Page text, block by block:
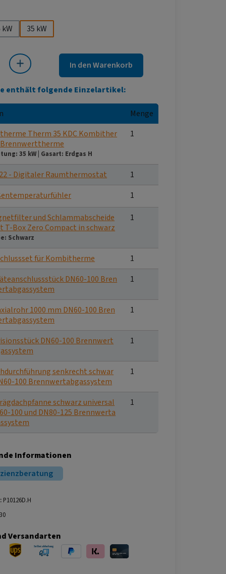
kW 35 kW
den gewünschten Wert ein oder benutze die Schaltflächen um die
In den Warenkorb
enthält folgende Einzelartikel:
Menge
Therm 35 KDC Kombither
35 kW Gasart: Erdgas H
1
- Digitaler Raumthermostat
1
1
und Schlammabscheide
T-Box Zero Compact in schwarz
Schwarz
1
für Kombitherme
1
DN60-100 Bren
1
1000 mm DN60-100 Bren
1
DN60-100 Brennwert
1
senkrecht schwar
100 Brennwertabgassystem
1
schwarz universal
100 und DN80-125 Brennwerta
1
Informationen
P10126D.H
Versandarten